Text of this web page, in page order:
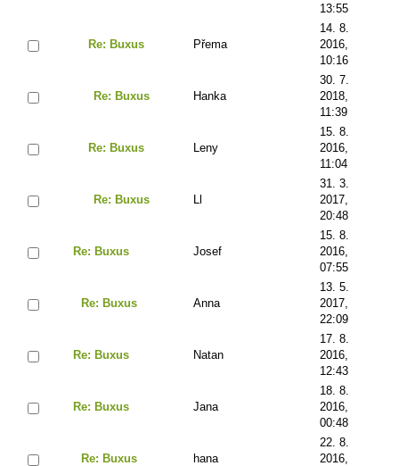
13:55
Re: Buxus Přema
14. 8.
2016,
10:16
Re: Buxus Hanka
30. 7.
2018,
11:39
Re: Buxus Leny
15. 8.
2016,
11:04
Re: Buxus
31. 3.
2017,
20:48
Re: Buxus Josef
15. 8.
2016,
07:55
Re: Buxus Anna
13. 5.
2017,
22:09
Re: Buxus Natan
17. 8.
2016,
12:43
Re: Buxus Jana
18. 8.
2016,
00:48
Re: Buxus hana
22. 8.
2016,